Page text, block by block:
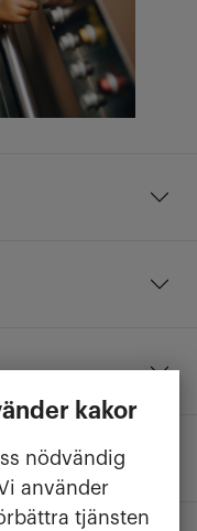
kakor
nödvändig
använder
tjänsten